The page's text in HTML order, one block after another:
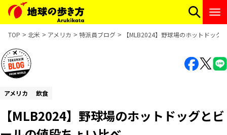
TOP 北米 アメリカ 特派員ブログ 【MLB2024】野球場のホットドッグ
アメリカ 飲食
【MLB2024】野球場のホットドッグとビ